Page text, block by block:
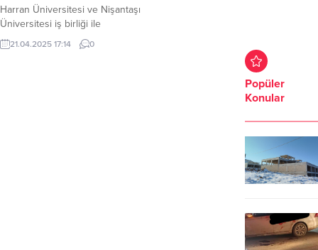
Harran Üniversitesi ve Nişantaşı
Üniversitesi iş birliği ile
düzenlenen “Karahantepe’nin
Disiplinlerarası Keşfi: Taş ve Tılsım
21.04.2025 17:14 0
Popüler
Konular